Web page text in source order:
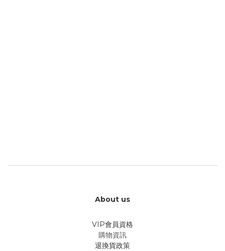
About us
VIP會員資格
購物資訊
退換貨政策